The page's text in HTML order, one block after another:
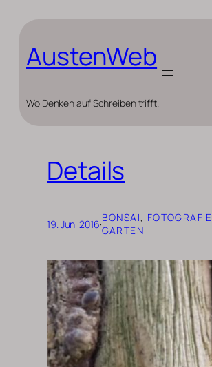
springen
AustenWeb
Wo Denken auf Schreiben trifft.
Details
19. Juni 2016·BONSAI, FOTOGRAFIE
GARTEN